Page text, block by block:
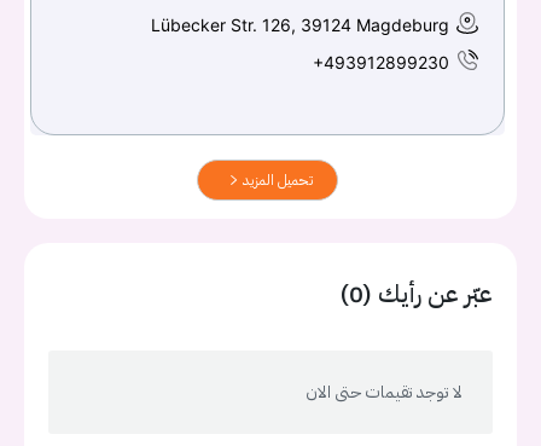
Lübecker Str. 126, 39124 Magdeburg
+493912899230
تحميل المزيد
عبّر عن رأيك (0)
لا توجد تقيمات حتى الان